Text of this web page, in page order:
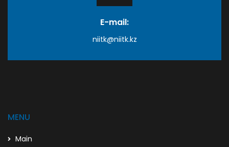
E-mail:
niitk@niitk.kz
MENU
Main